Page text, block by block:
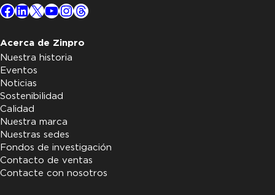
Facebook
LinkedIn
X YouTube
Instagram
Threads
Acerca de Zinpro
Nuestra historia
Eventos
Noticias
Sostenibilidad
Calidad
Nuestra marca
Nuestras sedes
Fondos de investigación
Contacto de ventas
Contacte con nosotros